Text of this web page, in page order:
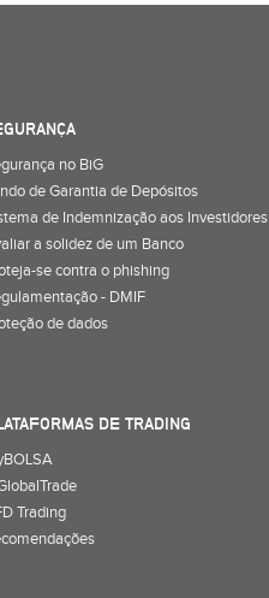
no BiG
de Garantia de Depósitos
de Indemnização aos Investidores
a solidez de um Banco
se contra o phishing
- DMIF
de dados
DE TRADING
Trading